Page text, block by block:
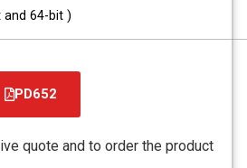
and 64-bit )
PD652
quote and to order the product